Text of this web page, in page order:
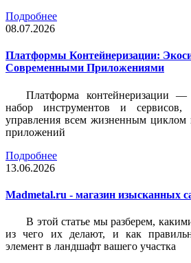
Подробнее
08.07.2026
Платформы Контейнеризации:
Современными Приложениями
Платформа контейнеризации —
набор инструментов и сервисов,
управления всем жизненным циклом
приложений
Подробнее
13.06.2026
Madmetal.ru - магазин изысканных
В этой статье мы разберем,
из чего их делают, и как
элемент в ландшафт вашего участка